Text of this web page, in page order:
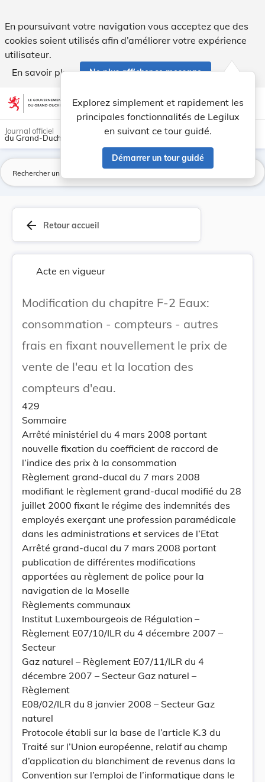
En poursuivant votre navigation vous acceptez que des
cookies soient utilisés afin d’améliorer votre expérience
utilisateur.
En savoir plus
Ne plus afficher ce message
Aller au contenu account_circle help Aide
Explorez simplement et rapidement les
principales fonctionnalités de Legilux
en suivant ce tour guidé.
Démarrer un tour guidé
light_mode dark_mode
Journal officiel
du Grand-Duché de Luxembourg
arrow_back Retour accueil
Acte en vigueur
Modification du chapitre F-2 Eaux:
consommation - compteurs - autres
frais en fixant nouvellement le prix de
vente de l'eau et la location des
compteurs d'eau.
429
Sommaire
Arrêté ministériel du 4 mars 2008 portant
nouvelle fixation du coefficient de raccord de
l’indice des prix à la consommation
Règlement grand-ducal du 7 mars 2008
modifiant le règlement grand-ducal modifié du 28
juillet 2000 fixant le régime des indemnités des
employés exerçant une profession paramédicale
dans les administrations et services de l’Etat
Arrêté grand-ducal du 7 mars 2008 portant
publication de différentes modifications
apportées au règlement de police pour la
navigation de la Moselle
Règlements communaux
Institut Luxembourgeois de Régulation –
Règlement E07/10/ILR du 4 décembre 2007 –
Secteur
Gaz naturel – Règlement E07/11/ILR du 4
décembre 2007 – Secteur Gaz naturel –
Règlement
E08/02/ILR du 8 janvier 2008 – Secteur Gaz
naturel
Protocole établi sur la base de l’article K.3 du
Traité sur l’Union européenne, relatif au champ
d’application du blanchiment de revenus dans la
Convention sur l’emploi de l’informatique dans le